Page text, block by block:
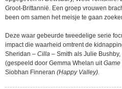
Groot-Brittannië. Een groep vrouwen
been om samen het meisje te gaan
Deze waar gebeurde tweedelige serie
impact die waarheid omtrent de
Sheridan – Cilla – Smith als Julie
(gespeeld door Gemma Whelan uitGame
Siobhan Finneran (Happy Valley).